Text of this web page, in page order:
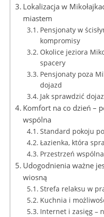
Lokalizacja w
miastem
Pensjonaty w
kompromisy
Okolice jeziora
spacery
Pensjonaty poza
dojazd
Jak sprawdzić
Komfort na co dzień –
wspólna
Standard pokoju
Łazienka, która
Przestrzeń
Udogodnienia ważne
wiosną
Strefa relaksu w
Kuchnia i
Internet i zasięg –